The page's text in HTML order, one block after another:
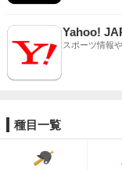
Yahoo!
スポーツ情報
種目一覧